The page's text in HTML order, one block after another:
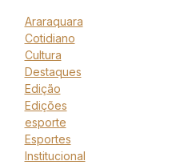
Araraquara
Cotidiano
Cultura
Destaques
Edição
Edições
esporte
Esportes
Institucional